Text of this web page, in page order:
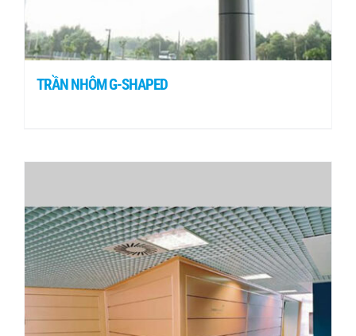
TRẦN NHÔM G-SHAPED